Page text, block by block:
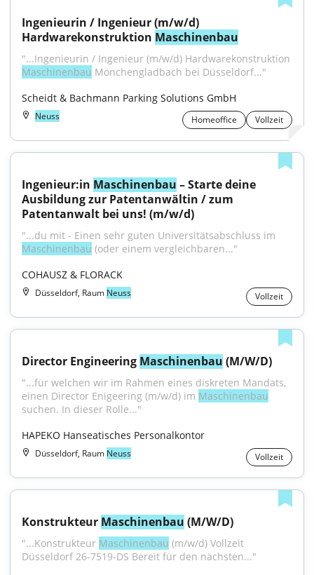
Ingenieurin / Ingenieur (m/w/d)
Hardwarekonstruktion Maschinenbau
Maschinenbau Mönchengladbach bei Düsseldorf..."
Scheidt & Bachmann Parking Solutions GmbH
Neuss Homeoffice Vollzeit
Ingenieur:in Maschinenbau – Starte deine
Ausbildung zur Patentanwältin / zum
Patentanwalt bei uns! (m/w/d)
Maschinenbau (oder einem vergleichbaren..."
COHAUSZ & FLORACK
Düsseldorf, Raum Neuss Vollzeit
Director Engineering Maschinenbau (M/W/D)
"...für welchen wir im Rahmen eines diskreten Mandats,
einen Director Enigeering (m/w/d) im Maschinenbau
suchen. In dieser Rolle..."
HAPEKO Hanseatisches Personalkontor
Düsseldorf, Raum Neuss Vollzeit
Konstrukteur Maschinenbau (M/W/D)
"...Konstrukteur Maschinenbau (m/w/d) Vollzeit
Düsseldorf 26-7519-DS Bereit für den nächsten..."